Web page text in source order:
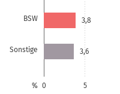
BSW
Sonstige
0 5
%
3,8
3,6